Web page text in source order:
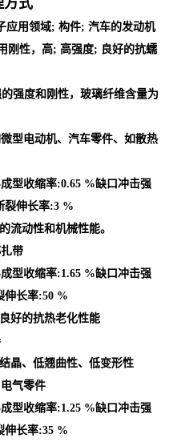
方式
应用领域; 构件; 汽车的发动机
刚性，高; 高强度; 良好的抗蠕
强度和刚性，玻璃纤维含量为
型电动机、汽车零件、如散热
型收缩率:0.65 %缺口冲击强
裂伸长率:3 %
流动性和机械性能。
带
型收缩率:1.65 %缺口冲击强
伸长率:50 %
好的抗热老化性能
晶、低翘曲性、低变形性
气零件
型收缩率:1.25 %缺口冲击强
伸长率:35 %